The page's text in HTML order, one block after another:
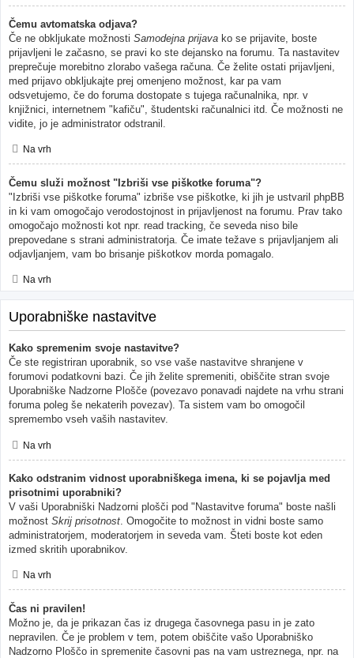
Čemu avtomatska odjava?
Če ne obkljukate možnosti Samodejna prijava ko se prijavite, boste
prijavljeni le začasno, se pravi ko ste dejansko na forumu. Ta nastavitev
preprečuje morebitno zlorabo vašega računa. Če želite ostati prijavljeni,
med prijavo obkljukajte prej omenjeno možnost, kar pa vam
odsvetujemo, če do foruma dostopate s tujega računalnika, npr. v
knjižnici, internetnem "kafiču", študentski računalnici itd. Če možnosti ne
vidite, jo je administrator odstranil.
Na vrh
Čemu služi možnost "Izbriši vse piškotke foruma"?
"Izbriši vse piškotke foruma" izbriše vse piškotke, ki jih je ustvaril phpBB
in ki vam omogočajo verodostojnost in prijavljenost na forumu. Prav tako
omogočajo možnosti kot npr. read tracking, če seveda niso bile
prepovedane s strani administratorja. Če imate težave s prijavljanjem ali
odjavljanjem, vam bo brisanje piškotkov morda pomagalo.
Na vrh
Uporabniške nastavitve
Kako spremenim svoje nastavitve?
Če ste registriran uporabnik, so vse vaše nastavitve shranjene v
forumovi podatkovni bazi. Če jih želite spremeniti, obiščite stran svoje
Uporabniške Nadzorne Plošče (povezavo ponavadi najdete na vrhu strani
foruma poleg še nekaterih povezav). Ta sistem vam bo omogočil
spremembo vseh vaših nastavitev.
Na vrh
Kako odstranim vidnost uporabniškega imena, ki se pojavlja med
prisotnimi uporabniki?
V vaši Uporabniški Nadzorni plošči pod "Nastavitve foruma" boste našli
možnost Skrij prisotnost . Omogočite to možnost in vidni boste samo
administratorjem, moderatorjem in seveda vam. Šteti boste kot eden
izmed skritih uporabnikov.
Na vrh
Čas ni pravilen!
Možno je, da je prikazan čas iz drugega časovnega pasu in je zato
nepravilen. Če je problem v tem, potem obiščite vašo Uporabniško
Nadzorno Ploščo in spremenite časovni pas na vam ustreznega, npr. na